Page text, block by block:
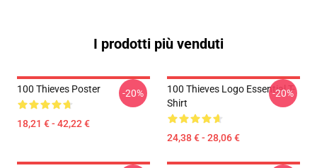
I prodotti più venduti
100 Thieves Poster
18,21 € - 42,22 €
-20%
100 Thieves Logo Essential T-
Shirt
24,38 € - 28,06 €
-20%